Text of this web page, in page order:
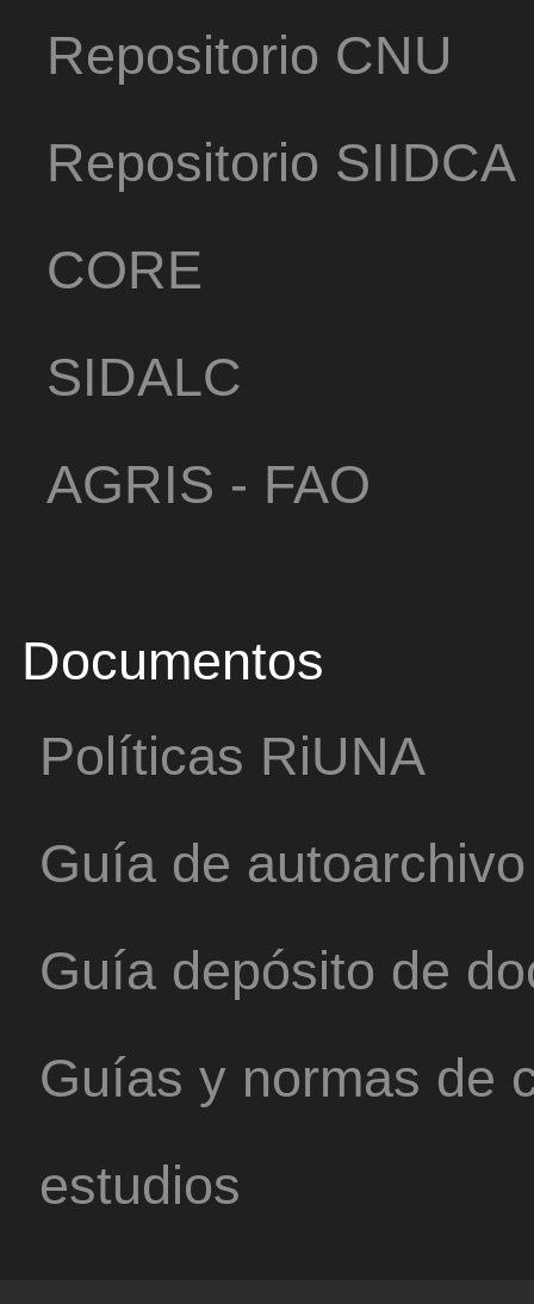
Repositorio CNU
Repositorio SIIDCA
CORE
SIDALC
AGRIS - FAO
Documentos
Políticas RiUNA
Guía de autoarchivo
Guía depósito de
Guías y normas de
estudios